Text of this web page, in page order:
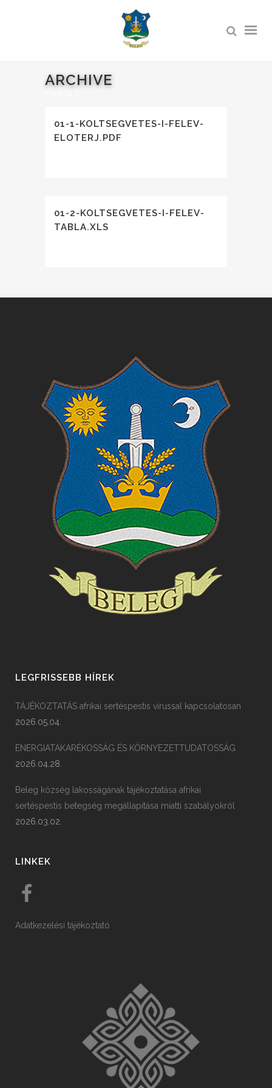
ARCHIVE
01-1-KOLTSEGVETES-I-FELEV-
ELOTERJ.PDF
01-2-KOLTSEGVETES-I-FELEV-
TABLA.XLS
LEGFRISSEBB HÍREK
TÁJÉKOZTATÁS afrikai sertéspestis vírussal kapcsolatosan
2026.05.04.
ENERGIATAKARÉKOSSÁG ÉS KÖRNYEZETTUDATOSSÁG
2026.04.28.
Beleg község lakosságának tájékoztatása afrikai
sertéspestis betegség megállapítása miatti szabályokról
2026.03.02.
LINKEK
Adatkezelési tájékoztató